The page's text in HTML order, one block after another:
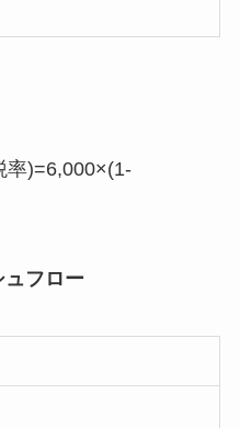
率)=6,000×(1-
ュフロー